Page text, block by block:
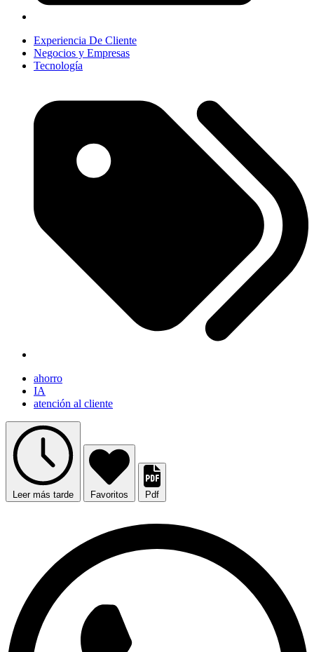
Experiencia De Cliente
Negocios y Empresas
Tecnología
ahorro
IA
atención al cliente
Leer más tarde Favoritos Pdf